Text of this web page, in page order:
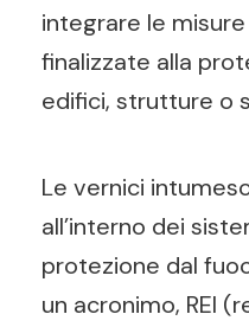
integrare le
finalizzate alla
edifici, strutture o
Le vernici
all’interno dei
protezione dal
un acronimo, REI